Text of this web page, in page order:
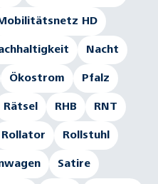
HD
Nacht
Ökostrom Pfalz
Rätsel RHB RNT
Rollator Rollstuhl
Satire